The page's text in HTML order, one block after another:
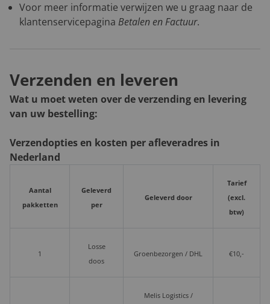
Voor meer informatie verwijzen we u graag naar de
klantenservicepagina Betalen en Factuur.
Verzenden en leveren
Wat u moet weten over de verzending en levering
van uw bestelling:
Verzendopties en kosten per afleveradres in
Nederland
Aantal
pakketten
Geleverd
per
Geleverd door
Tarief
(excl.
btw)
1
Losse
doos
Groenbezorgen / DHL €10,-
Melis Logistics /